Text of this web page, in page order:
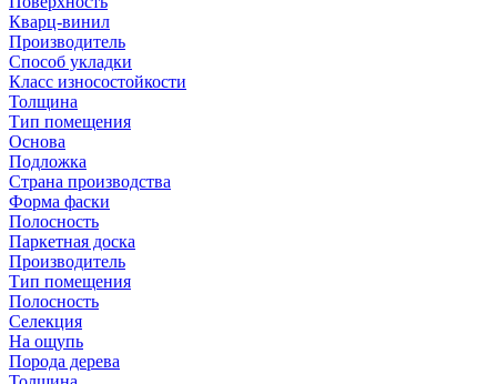
Кварц-винил
Производитель
Способ укладки
Класс износостойкости
Толщина
Тип помещения
Основа
Подложка
Страна производства
Форма фаски
Полосность
Паркетная доска
Производитель
Тип помещения
Полосность
Селекция
На ощупь
Порода дерева